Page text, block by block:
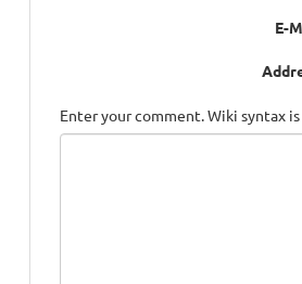
E-
Enter your comment. Wiki syntax